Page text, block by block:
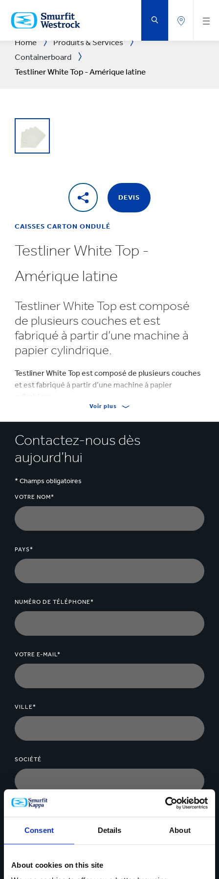
Consent Details About
About cookies on this site
AU
CONTENU
PRINCIPAL
Home
Produits & Services
Containerboard
Testliner White Top - Amérique latine
DEVIS
CAISSES CARTON ONDULÉ
Testliner White Top -
Amérique latine
Testliner White Top est composé
de plusieurs couches et est
fabriqué à partir d’une machine à
papier cylindrique.
Testliner White Top est composé de plusieurs couches
et est fabriqué à partir d’une machine à papier
cylindrique.
est fait à partir de fibres recyclées vierges.
Voir plus
Contactez-nous dès
aujourd’hui
* Champs obligatoires
VOTRE NOM*
PAYS*
NUMÉRO DE TÉLÉPHONE*
VOTRE E-MAIL*
VILLE*
SOCIÉTÉ